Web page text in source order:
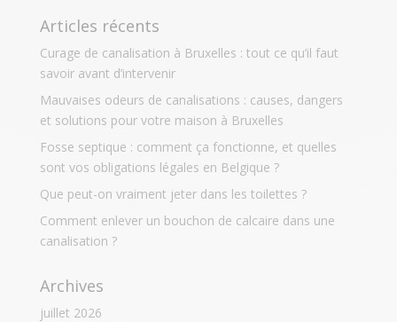
Articles récents
Curage de canalisation à Bruxelles : tout ce qu’il faut
savoir avant d’intervenir
Mauvaises odeurs de canalisations : causes, dangers
et solutions pour votre maison à Bruxelles
Fosse septique : comment ça fonctionne, et quelles
sont vos obligations légales en Belgique ?
Que peut-on vraiment jeter dans les toilettes ?
Comment enlever un bouchon de calcaire dans une
canalisation ?
Archives
juillet 2026